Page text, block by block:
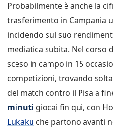
Probabilmente è anche la
trasferimento in Campania
incidendo sul suo
mediatica subita. Nel corso
sceso in campo in 15
competizioni, trovando
del match contro il Pisa a
minuti giocai fin qui, con
Lukaku che partono avanti